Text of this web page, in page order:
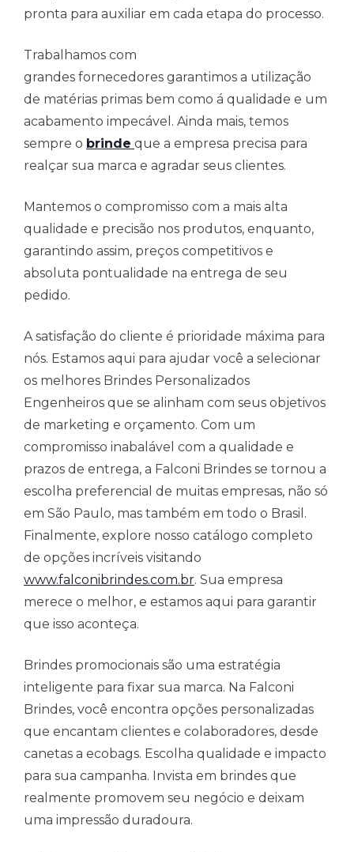
pronta para auxiliar em cada etapa do processo.
Trabalhamos com
grandes fornecedores garantimos a utilização
de matérias primas bem como á qualidade e um
acabamento impecável. Ainda mais, temos
sempre o brinde que a empresa precisa para
realçar sua marca e agradar seus clientes.
Mantemos o compromisso com a mais alta
qualidade e precisão nos produtos, enquanto,
garantindo assim, preços competitivos e
absoluta pontualidade na entrega de seu
pedido.
A satisfação do cliente é prioridade máxima para
nós. Estamos aqui para ajudar você a selecionar
os melhores Brindes Personalizados
Engenheiros que se alinham com seus objetivos
de marketing e orçamento. Com um
compromisso inabalável com a qualidade e
prazos de entrega, a Falconi Brindes se tornou a
escolha preferencial de muitas empresas, não só
em São Paulo, mas também em todo o Brasil.
Finalmente, explore nosso catálogo completo
de opções incríveis visitando
www.falconibrindes.com.br. Sua empresa
merece o melhor, e estamos aqui para garantir
que isso aconteça.
Brindes promocionais são uma estratégia
inteligente para fixar sua marca. Na Falconi
Brindes, você encontra opções personalizadas
que encantam clientes e colaboradores, desde
canetas a ecobags. Escolha qualidade e impacto
para sua campanha. Invista em brindes que
realmente promovem seu negócio e deixam
uma impressão duradoura.